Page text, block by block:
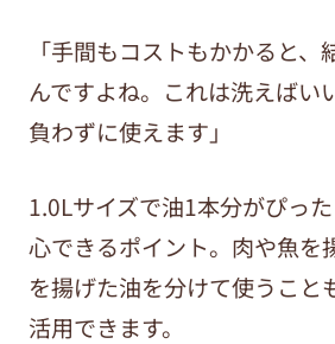
「手間もコストもかかると、
んですよね。これは洗えばい
負わずに使えます」
1.0Lサイズで油1本分がぴっ
心できるポイント。肉や魚を
を揚げた油を分けて使うこと
活用できます。